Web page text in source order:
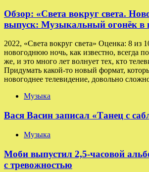
Обзор: «Света вокруг света.
выпуск: Музыкальный огонёк в
2022, «Света вокруг света» Оценка: 8 из
новогоднюю ночь, как известно, всегда
же, и это много лет волнует тех, кто
Придумать какой-то новый формат,
новогоднее телевидение, довольно
Музыка
Вася Васин записал «Танец с
Музыка
Моби выпустил 2,5-часовой
с тревожностью